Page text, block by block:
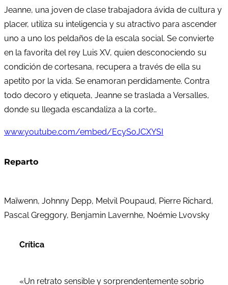
Jeanne, una joven de clase trabajadora ávida de cultura y
placer, utiliza su inteligencia y su atractivo para ascender
uno a uno los peldaños de la escala social. Se convierte
en la favorita del rey Luis XV, quien desconociendo su
condición de cortesana, recupera a través de ella su
apetito por la vida. Se enamoran perdidamente. Contra
todo decoro y etiqueta, Jeanne se traslada a Versalles,
donde su llegada escandaliza a la corte…
www.youtube.com/embed/EcySoJCXYSI
Reparto
Maïwenn, Johnny Depp, Melvil Poupaud, Pierre Richard,
Pascal Greggory, Benjamin Lavernhe, Noémie Lvovsky
Crítica
«Un retrato sensible y sorprendentemente sobrio